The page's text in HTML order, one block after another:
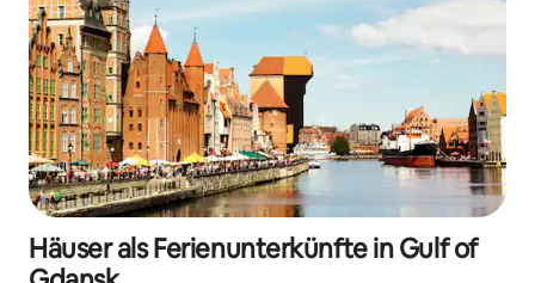
Häuser als Ferienunterkünfte in Gulf of